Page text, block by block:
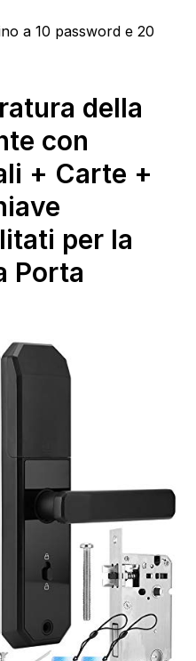
a 10 password e 20
della
con
+ Carte +
per la
Porta